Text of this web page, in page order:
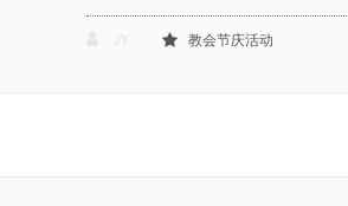
教会节庆活动